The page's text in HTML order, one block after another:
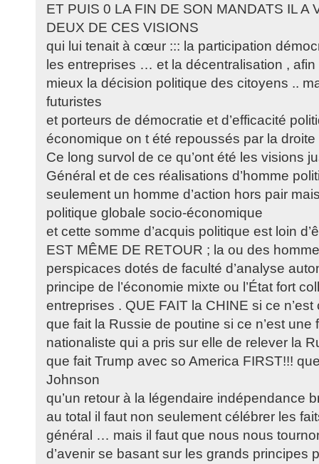
ET PUIS 0 LA FIN DE SON MANDATS IL A
DEUX DE CES VISIONS
qui lui tenait à cœur ::: la participation
les entreprises … et la décentralisation ,
mieux la décision politique des citoyens ..
futuristes
et porteurs de démocratie et d’efficacité
économique on t été repoussés par la
Ce long survol de ce qu’ont été les visions
Général et de ces réalisations d’homme
seulement un homme d’action hors pair
politique globale socio-économique
et cette somme d’acquis politique est loin
EST MÊME DE RETOUR ; la ou des
perspicaces dotés de faculté d’analyse
principe de l’économie mixte ou l’État fort
entreprises . QUE FAIT la CHINE si ce
que fait la Russie de poutine si ce n’est une
nationaliste qui a pris sur elle de relever la
que fait Trump avec so America FIRST!!!
Johnson
qu’un retour à la légendaire indépendance
au total il faut non seulement célébrer les
général … mais il faut que nous nous
d’avenir se basant sur les grands principes